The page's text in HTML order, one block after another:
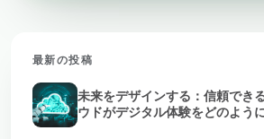
最新の投稿
未来をデザインする：信頼でき
ウドがデジタル体験をどのよう